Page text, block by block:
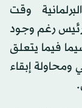
وقت
رغم وجود
فيما يتعلق
إبقاء